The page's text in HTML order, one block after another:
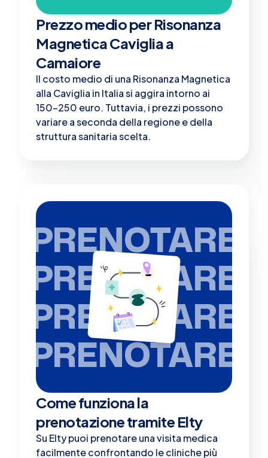
Prezzo medio per Risonanza
Magnetica Caviglia a
Camaiore
Il costo medio di una Risonanza Magnetica
alla Caviglia in Italia si aggira intorno ai
150-250 euro. Tuttavia, i prezzi possono
variare a seconda della regione e della
struttura sanitaria scelta.
PRENOTARE
PRENOTARE
PRENOTARE
PRENOTARE
Come funziona la
prenotazione tramite Elty
Su Elty puoi prenotare una visita medica
facilmente confrontando le cliniche più